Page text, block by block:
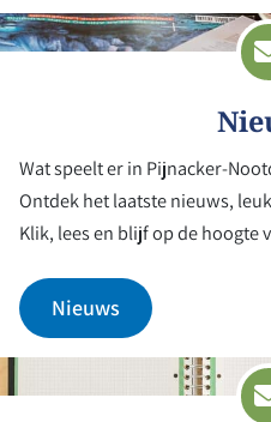
Wat speelt er in Pijnacker-
Ontdek het laatste nieuws,
Klik, lees en blijf op de hoogte
Nieuws